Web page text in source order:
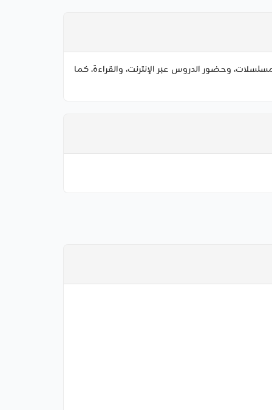
أكثر لمشاهدة المسلسلات، وحضور الدروس عبر الإنترنت، والقراءة. كما